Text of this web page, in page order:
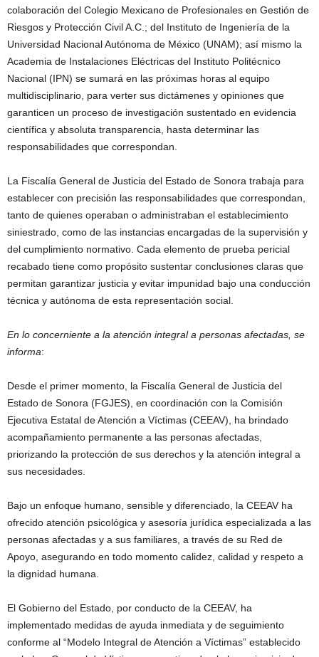
colaboración del Colegio Mexicano de Profesionales en Gestión de
Riesgos y Protección Civil A.C.; del Instituto de Ingeniería de la
Universidad Nacional Autónoma de México (UNAM); así mismo la
Academia de Instalaciones Eléctricas del Instituto Politécnico
Nacional (IPN) se sumará en las próximas horas al equipo
multidisciplinario, para verter sus dictámenes y opiniones que
garanticen un proceso de investigación sustentado en evidencia
científica y absoluta transparencia, hasta determinar las
responsabilidades que correspondan.
La Fiscalía General de Justicia del Estado de Sonora trabaja para
establecer con precisión las responsabilidades que correspondan,
tanto de quienes operaban o administraban el establecimiento
siniestrado, como de las instancias encargadas de la supervisión y
del cumplimiento normativo. Cada elemento de prueba pericial
recabado tiene como propósito sustentar conclusiones claras que
permitan garantizar justicia y evitar impunidad bajo una conducción
técnica y autónoma de esta representación social.
En lo concerniente a la atención integral a personas afectadas, se
informa:
Desde el primer momento, la Fiscalía General de Justicia del
Estado de Sonora (FGJES), en coordinación con la Comisión
Ejecutiva Estatal de Atención a Víctimas (CEEAV), ha brindado
acompañamiento permanente a las personas afectadas,
priorizando la protección de sus derechos y la atención integral a
sus necesidades.
Bajo un enfoque humano, sensible y diferenciado, la CEEAV ha
ofrecido atención psicológica y asesoría jurídica especializada a las
personas afectadas y a sus familiares, a través de su Red de
Apoyo, asegurando en todo momento calidez, calidad y respeto a
la dignidad humana.
El Gobierno del Estado, por conducto de la CEEAV, ha
implementado medidas de ayuda inmediata y de seguimiento
conforme al “Modelo Integral de Atención a Víctimas” establecido